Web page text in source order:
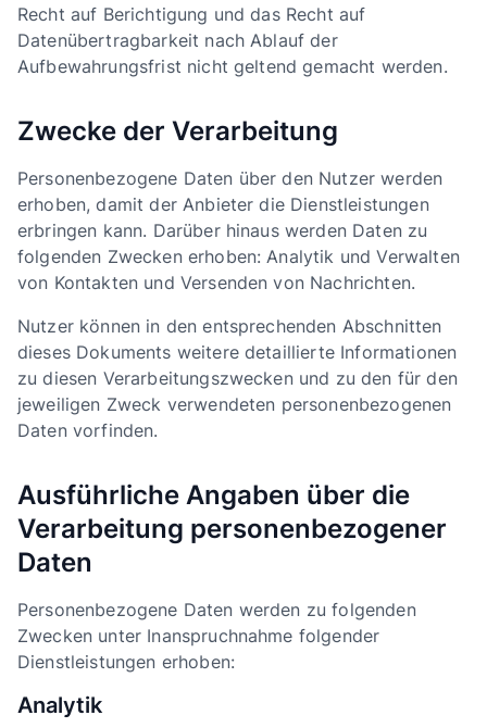
Recht auf Berichtigung und das Recht auf
Datenübertragbarkeit nach Ablauf der
Aufbewahrungsfrist nicht geltend gemacht werden.
Zwecke der Verarbeitung
Personenbezogene Daten über den Nutzer werden
erhoben, damit der Anbieter die Dienstleistungen
erbringen kann. Darüber hinaus werden Daten zu
folgenden Zwecken erhoben: Analytik und Verwalten
von Kontakten und Versenden von Nachrichten.
Nutzer können in den entsprechenden Abschnitten
dieses Dokuments weitere detaillierte Informationen
zu diesen Verarbeitungszwecken und zu den für den
jeweiligen Zweck verwendeten personenbezogenen
Daten vorfinden.
Ausführliche Angaben über die
Verarbeitung personenbezogener
Daten
Personenbezogene Daten werden zu folgenden
Zwecken unter Inanspruchnahme folgender
Dienstleistungen erhoben:
Analytik